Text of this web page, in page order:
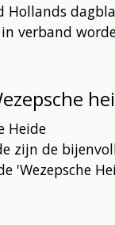
Hollands
verband
zijn de
'Wezepsche